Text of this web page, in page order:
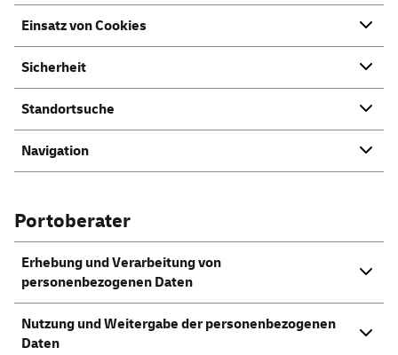
Einsatz von Cookies
Sicherheit
Standortsuche
Navigation
Portoberater
Erhebung und Verarbeitung von
personenbezogenen Daten
Nutzung und Weitergabe der personenbezogenen
Daten